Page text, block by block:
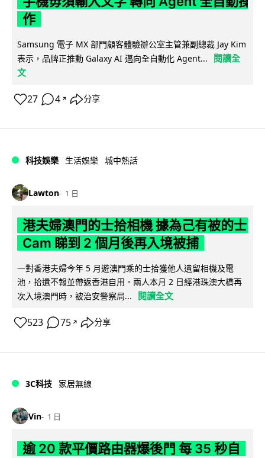
作
Samsung 電子 MX 部門顧客體驗辦公室主管兼副總裁 Jay Kim
表示，品牌正推動 Galaxy AI 邁向全自動化 Agent...
閱讀全
文
27 4 ↗ 分享
科技娛樂 生活娛樂 城中熱話
Lawton 1 日
港夫婦澳門的士拾相機 據為己有被的士
Cam 睇到 2 個月後再入境被捕
一對香港夫婦今年 5 月遊澳門乘的士拾獲他人遺留相機及電
池，拾遺不報並帶返香港自用。兩人本月 2 日經港珠澳大橋再
次入境澳門時，被治安警察局...
閱讀全文
523 75 ↗ 分享
3C科技 家居無線
Vin 1 日
逾 20 款平價路由器爆後門 每 35 秒自